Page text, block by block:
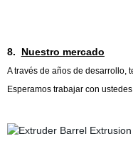
8. Nuestro mercado
A través de años de desarrollo,
Esperamos trabajar con